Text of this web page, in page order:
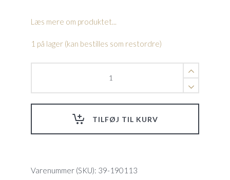
Læs mere om produktet...
1 på lager (kan bestilles som restordre)
quantity
TILFØJ TIL KURV
Varenummer (SKU): 39-190113